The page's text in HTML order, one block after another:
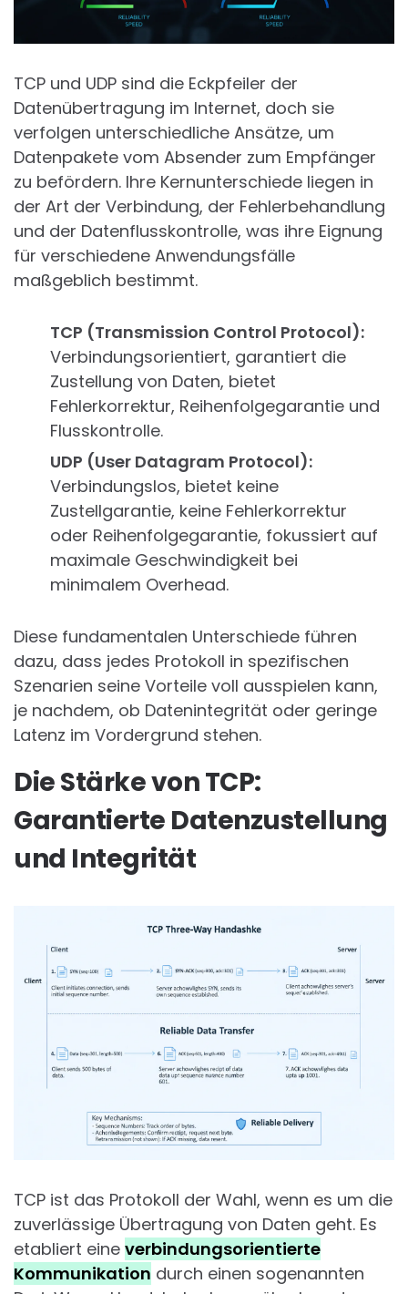
TCP und UDP sind die Eckpfeiler der
Datenübertragung im Internet, doch sie
verfolgen unterschiedliche Ansätze, um
Datenpakete vom Absender zum Empfänger
zu befördern. Ihre Kernunterschiede liegen in
der Art der Verbindung, der Fehlerbehandlung
und der Datenflusskontrolle, was ihre Eignung
für verschiedene Anwendungsfälle
maßgeblich bestimmt.
TCP (Transmission Control Protocol):
Verbindungsorientiert, garantiert die
Zustellung von Daten, bietet
Fehlerkorrektur, Reihenfolgegarantie und
Flusskontrolle.
UDP (User Datagram Protocol):
Verbindungslos, bietet keine
Zustellgarantie, keine Fehlerkorrektur
oder Reihenfolgegarantie, fokussiert auf
maximale Geschwindigkeit bei
minimalem Overhead.
Diese fundamentalen Unterschiede führen
dazu, dass jedes Protokoll in spezifischen
Szenarien seine Vorteile voll ausspielen kann,
je nachdem, ob Datenintegrität oder geringe
Latenz im Vordergrund stehen.
Die Stärke von TCP:
Garantierte Datenzustellung
und Integrität
TCP ist das Protokoll der Wahl, wenn es um die
zuverlässige Übertragung von Daten geht. Es
etabliert eine verbindungsorientierte
Kommunikation durch einen sogenannten